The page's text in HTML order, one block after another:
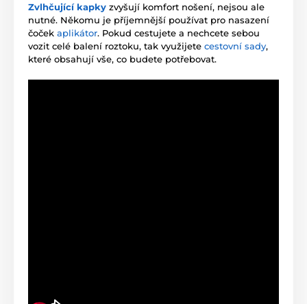
Zvlhčující kapky zvyšují komfort nošení, nejsou ale
nutné. Někomu je příjemnější používat pro nasazení
čoček aplikátor. Pokud cestujete a nechcete sebou
vozit celé balení roztoku, tak využijete cestovní sady,
které obsahují vše, co budete potřebovat.